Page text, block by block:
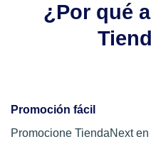
¿Por qué
Promoción fácil
Promocione TiendaNext